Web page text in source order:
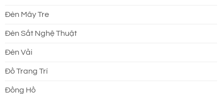
Đèn Mây Tre
Đèn Sắt Nghệ Thuật
Đèn Vải
Đồ Trang Trí
Đồng Hồ